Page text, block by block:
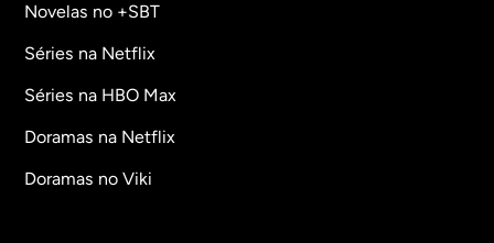
Novelas no +SBT
Séries na Netflix
Séries na HBO Max
Doramas na Netflix
Doramas no Viki